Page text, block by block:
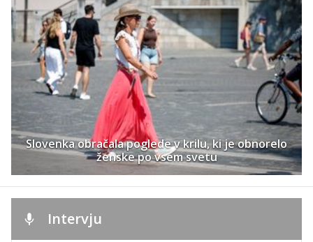
Slovenka obračala poglede v krilu, ki je obnorelo
ženske po vsem svetu
Intervju